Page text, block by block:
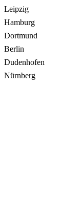
Leipzig
Hamburg
Dortmund
Berlin
Dudenhofen
Nürnberg